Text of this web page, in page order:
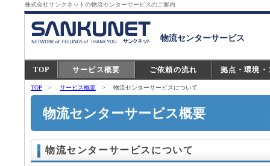
株式会社サンクネットの物流センターサービスのご案内
物流センターサービス
TOP サービス概要 ご依頼の流れ 拠点・環境
TOP > サービス概要 > 物流センターサービスについて
物流センターサービス概要
物流センターサービスについて